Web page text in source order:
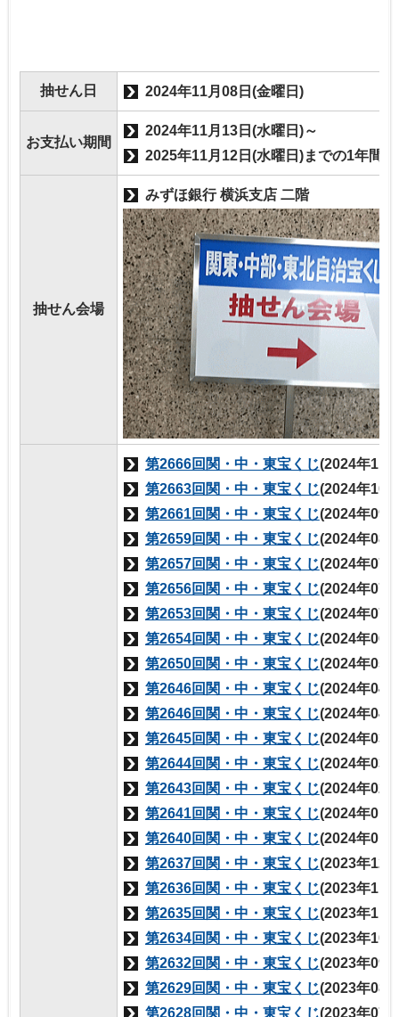
抽せん日 2024年11月08日(金曜日)
お支払い期間
2024年11月13日(水曜日)～
2025年11月12日(水曜日)までの1年間
抽せん会場
みずほ銀行 横浜支店 二階
第2666回関・中・東宝くじ(2024年11
第2663回関・中・東宝くじ(2024年10
第2661回関・中・東宝くじ(2024年09
第2659回関・中・東宝くじ(2024年08
第2657回関・中・東宝くじ(2024年07
第2656回関・中・東宝くじ(2024年07
第2653回関・中・東宝くじ(2024年07
第2654回関・中・東宝くじ(2024年06
第2650回関・中・東宝くじ(2024年05
第2646回関・中・東宝くじ(2024年04
第2646回関・中・東宝くじ(2024年04
第2645回関・中・東宝くじ(2024年03
第2644回関・中・東宝くじ(2024年03
第2643回関・中・東宝くじ(2024年02
第2641回関・中・東宝くじ(2024年01
第2640回関・中・東宝くじ(2024年01
第2637回関・中・東宝くじ(2023年12
第2636回関・中・東宝くじ(2023年11
第2635回関・中・東宝くじ(2023年11
第2634回関・中・東宝くじ(2023年10
第2632回関・中・東宝くじ(2023年09
第2629回関・中・東宝くじ(2023年08
第2628回関・中・東宝くじ(2023年07